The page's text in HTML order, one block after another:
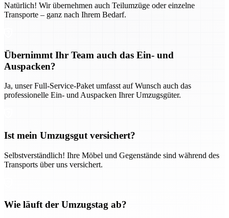
Natürlich! Wir übernehmen auch Teilumzüge oder einzelne
Transporte – ganz nach Ihrem Bedarf.
Übernimmt Ihr Team auch das Ein- und
Auspacken?
Ja, unser Full-Service-Paket umfasst auf Wunsch auch das
professionelle Ein- und Auspacken Ihrer Umzugsgüter.
Ist mein Umzugsgut versichert?
Selbstverständlich! Ihre Möbel und Gegenstände sind während des
Transports über uns versichert.
Wie läuft der Umzugstag ab?